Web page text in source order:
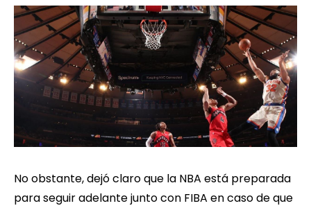
No obstante, dejó claro que la NBA está preparada
para seguir adelante junto con FIBA en caso de que